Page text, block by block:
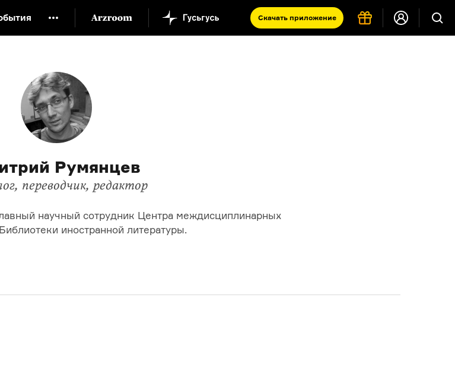
Скачать приложение
Русская литература XX века
Румянцев
переводчик, редактор
научный сотрудник Центра междисциплинарных
иностранной литературы.